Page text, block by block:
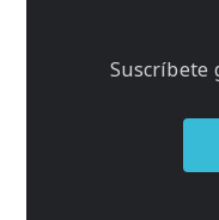
Suscríbete